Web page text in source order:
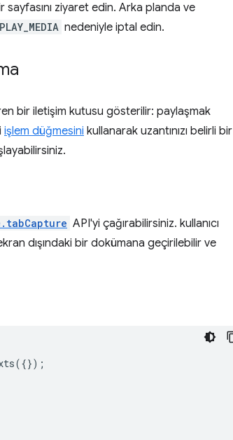
sayfasını ziyaret edin. Arka planda ve
nedeniyle iptal edin.
bir iletişim kutusu gösterilir: paylaşmak
işlem düğmesini kullanarak uzantınızı belirli bir
API'yi çağırabilirsiniz. kullanıcı
dışındaki bir dokümana geçirilebilir ve
({});